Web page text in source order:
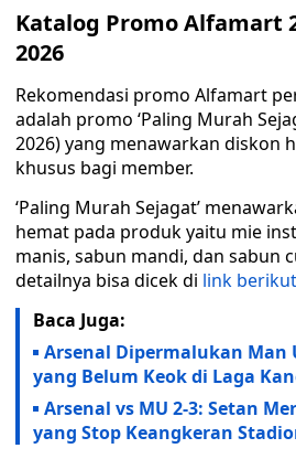
Katalog Promo Alfamart
2026
Rekomendasi promo Alfamart
adalah promo ‘Paling Murah
2026) yang menawarkan diskon
khusus bagi member.
‘Paling Murah Sejagat’
hemat pada produk yaitu mie
manis, sabun mandi, dan sabun
detailnya bisa dicek di link berikut
Baca Juga:
Arsenal Dipermalukan Man
yang Belum Keok di Laga
Arsenal vs MU 2-3: Setan
yang Stop Keangkeran